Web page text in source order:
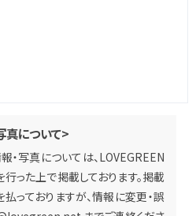
真について>
・写真については、LOVEGREEN
った上で掲載しております。掲載
っておりますが、情報に変更・誤